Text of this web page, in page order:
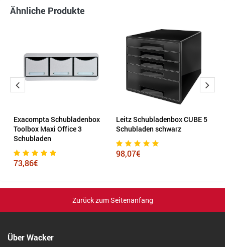
Ähnliche Produkte
Exacompta Schubladenbox
Toolbox Maxi Office 3
Schubladen
73,86€
Leitz Schubladenbox CUBE 5
Schubladen schwarz
98,07€
Zurück zum Seitenanfang
Über Wacker